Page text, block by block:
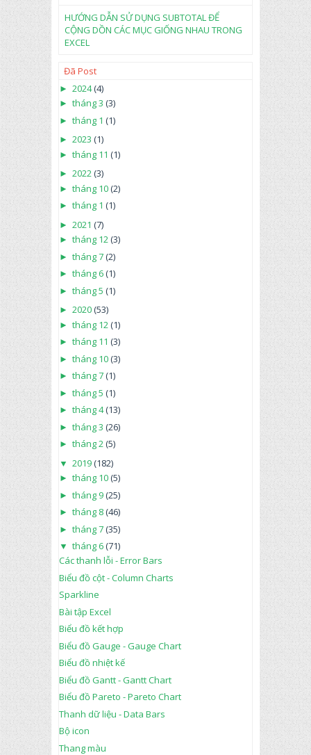
HƯỚNG DẪN SỬ DỤNG SUBTOTAL ĐỂ
CỘNG DỒN CÁC MỤC GIỐNG NHAU TRONG
EXCEL
Đã Post
► 2024(4)
► tháng 3 (3)
► tháng 1 (1)
► 2023 (1)
► tháng 11 (1)
► 2022(3)
► tháng 10(2)
► tháng 1 (1)
► 2021 (7)
► tháng 12(3)
► tháng 7(2)
► tháng 6(1)
► tháng 5 (1)
► 2020(53)
► tháng 12 (1)
► tháng 11 (3)
► tháng 10(3)
► tháng 7(1)
► tháng 5 (1)
► tháng 4(13)
► tháng 3 (26)
► tháng 2(5)
▼ 2019(182)
► tháng 10(5)
► tháng 9(25)
► tháng 8(46)
► tháng 7(35)
▼ tháng 6(71)
Các thanh lỗi - Error Bars
Biểu đồ cột - Column Charts
Sparkline
Bài tập Excel
Biểu đồ kết hợp
Biểu đồ Gauge - Gauge Chart
Biểu đồ nhiệt kế
Biểu đồ Gantt - Gantt Chart
Biểu đồ Pareto - Pareto Chart
Thanh dữ liệu - Data Bars
Bộ icon
Thang màu